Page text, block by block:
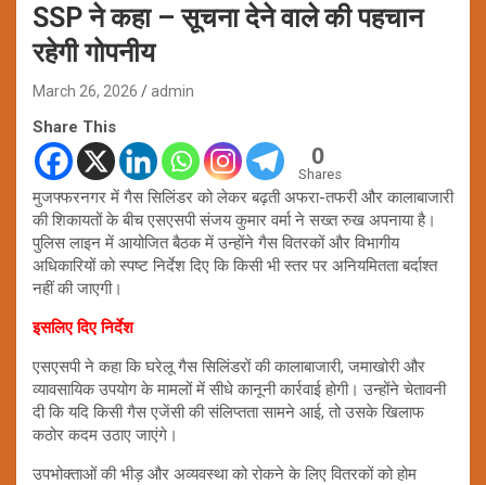
SSP ने कहा – सूचना देने वाले की पहचान
रहेगी गोपनीय
March 26, 2026 admin
Share This
0
Shares
मुजफ्फरनगर में गैस सिलिंडर को लेकर बढ़ती अफरा-तफरी और कालाबाजारी
की शिकायतों के बीच एसएसपी संजय कुमार वर्मा ने सख्त रुख अपनाया है।
पुलिस लाइन में आयोजित बैठक में उन्होंने गैस वितरकों और विभागीय
अधिकारियों को स्पष्ट निर्देश दिए कि किसी भी स्तर पर अनियमितता बर्दाश्त
नहीं की जाएगी।
इसलिए दिए निर्देश
एसएसपी ने कहा कि घरेलू गैस सिलिंडरों की कालाबाजारी, जमाखोरी और
व्यावसायिक उपयोग के मामलों में सीधे कानूनी कार्रवाई होगी। उन्होंने चेतावनी
दी कि यदि किसी गैस एजेंसी की संलिप्तता सामने आई, तो उसके खिलाफ
कठोर कदम उठाए जाएंगे।
उपभोक्ताओं की भीड़ और अव्यवस्था को रोकने के लिए वितरकों को होम